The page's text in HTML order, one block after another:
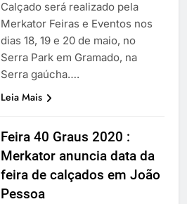
Calçado será realizado pela
Merkator Feiras e Eventos nos
dias 18, 19 e 20 de maio, no
Serra Park em Gramado, na
Serra gaúcha….
Leia Mais
Feira 40 Graus 2020 :
Merkator anuncia data da
feira de calçados em João
Pessoa